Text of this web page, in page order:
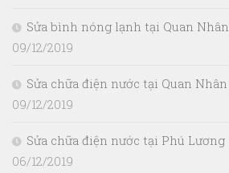
Sửa bình nóng lạnh tại Quan Nhân
09/12/2019
Sửa chữa điện nước tại Quan Nhân
09/12/2019
Sửa chữa điện nước tại Phú Lương
06/12/2019